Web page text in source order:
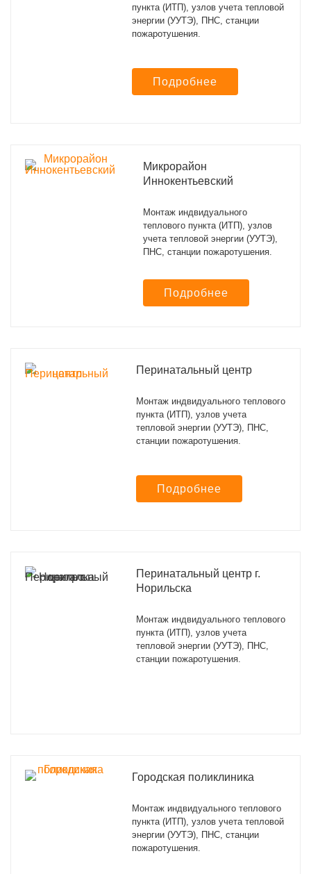
пункта (ИТП), узлов учета тепловой
энергии (УУТЭ), ПНС, станции
пожаротушения.
Подробнее
Микрорайон
Иннокентьевский
Монтаж индвидуального
теплового пункта (ИТП), узлов
учета тепловой энергии (УУТЭ),
ПНС, станции пожаротушения.
Подробнее
Перинатальный центр
Монтаж индвидуального теплового
пункта (ИТП), узлов учета
тепловой энергии (УУТЭ), ПНС,
станции пожаротушения.
Подробнее
Перинатальный центр г.
Норильска
Монтаж индвидуального теплового
пункта (ИТП), узлов учета
тепловой энергии (УУТЭ), ПНС,
станции пожаротушения.
Городская поликлиника
Монтаж индвидуального теплового
пункта (ИТП), узлов учета тепловой
энергии (УУТЭ), ПНС, станции
пожаротушения.